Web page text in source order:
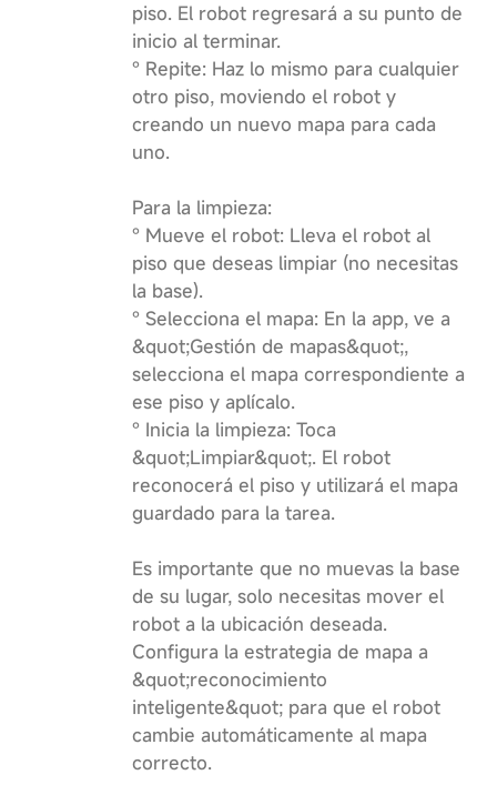
piso. El robot regresará a su punto de
inicio al terminar.
° Repite: Haz lo mismo para cualquier
otro piso, moviendo el robot y
creando un nuevo mapa para cada
uno.
Para la limpieza:
° Mueve el robot: Lleva el robot al
piso que deseas limpiar (no necesitas
la base).
° Selecciona el mapa: En la app, ve a
&quot;Gestión de mapas&quot;,
selecciona el mapa correspondiente a
ese piso y aplícalo.
° Inicia la limpieza: Toca
&quot;Limpiar&quot;. El robot
reconocerá el piso y utilizará el mapa
guardado para la tarea.
Es importante que no muevas la base
de su lugar, solo necesitas mover el
robot a la ubicación deseada.
Configura la estrategia de mapa a
&quot;reconocimiento
inteligente&quot; para que el robot
cambie automáticamente al mapa
correcto.